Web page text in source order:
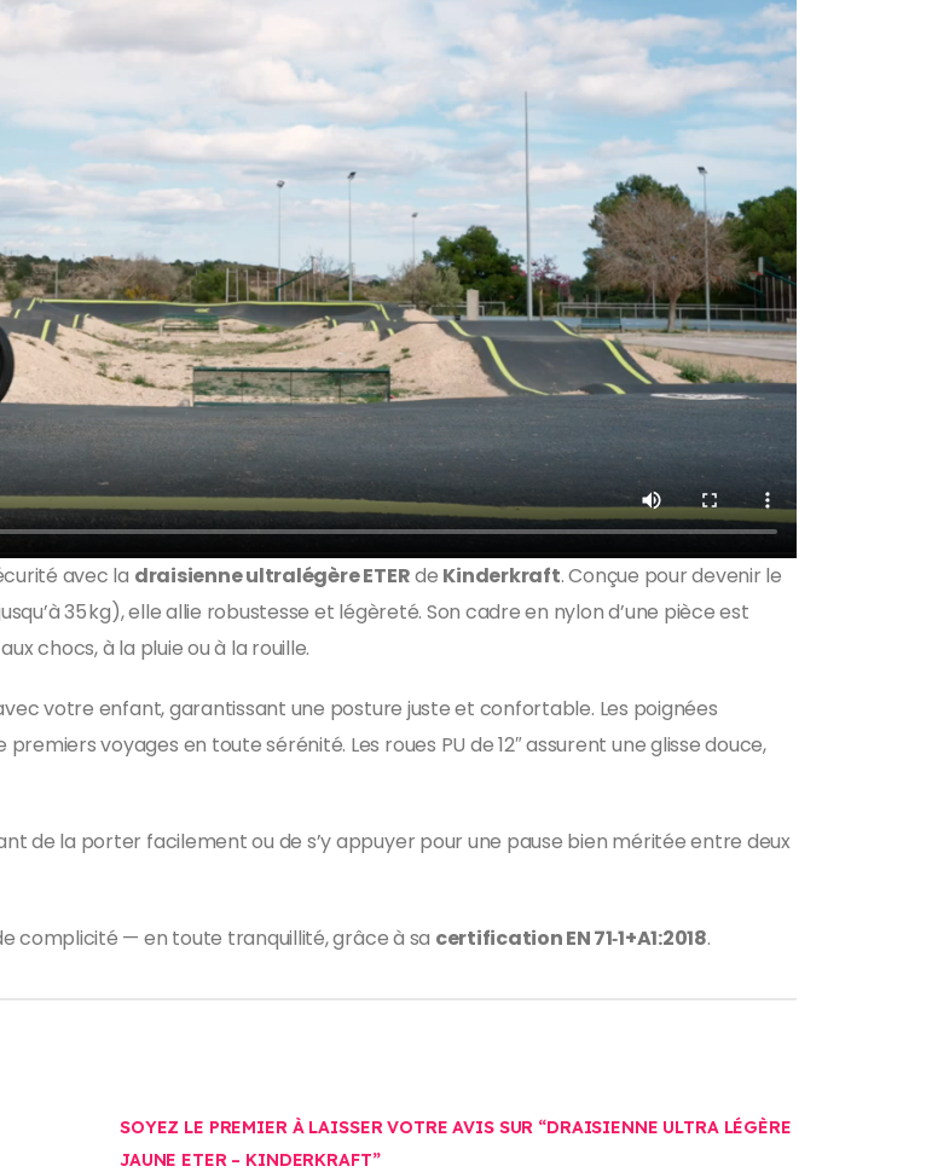
avec la draisienne ultralégère ETERde Kinderkraft. Conçue pour devenir le
35 kg), elle allie robustesse et légèreté. Son cadre en nylon d’une pièce est
chocs, à la pluie ou à la rouille.
votre enfant, garantissant une posture juste et confortable. Les poignées
voyages en toute sérénité. Les roues PU de 12″ assurent une glisse douce,
de la porter facilement ou de s’y appuyer pour une pause bien méritée entre deux
complicité — en toute tranquillité, grâce à sa certification EN 71‑1+A1:2018.
SOYEZ LE PREMIER À LAISSER VOTRE AVIS SUR “DRAISIENNE ULTRA LÉGÈRE
JAUNE ETER – KINDERKRAFT”